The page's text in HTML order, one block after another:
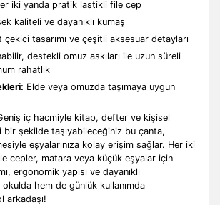
iki yanda pratik lastikli file cep
kaliteli ve dayanıklı kumaş
çekici tasarımı ve çeşitli aksesuar detayları
destekli omuz askıları ile uzun süreli
rahatlık
Elde veya omuzda taşımaya uygun
iç hacmiyle kitap, defter ve kişisel
bir şekilde taşıyabileceğiniz bu çanta,
eşyalarınıza kolay erişim sağlar. Her iki
cepler, matara veya küçük eşyalar için
ergonomik yapısı ve dayanıklı
hem de günlük kullanımda
arkadaşı!